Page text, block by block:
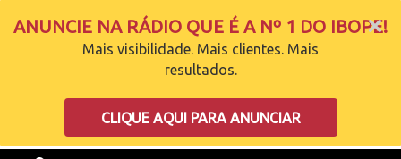
ANUNCIE NA RÁDIO QUE É A Nº 1 DO IBOPE!
Mais visibilidade. Mais clientes. Mais
resultados.
CLIQUE AQUI PARA ANUNCIAR